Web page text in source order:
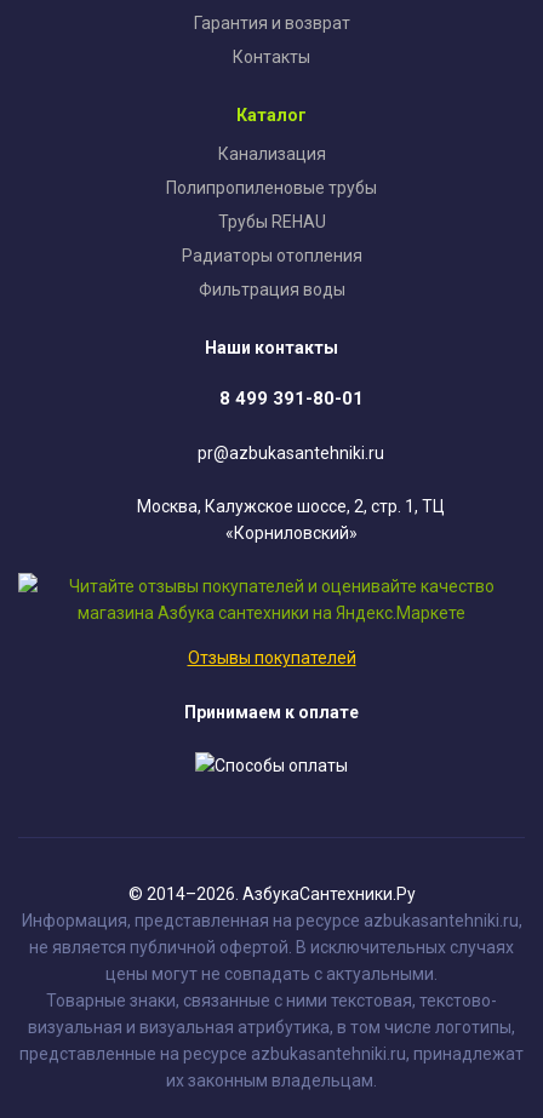
Гарантия и возврат
Контакты
Каталог
Канализация
Полипропиленовые трубы
Трубы REHAU
Радиаторы отопления
Фильтрация воды
Наши контакты
8 499 391-80-01
pr@azbukasantehniki.ru
Москва, Калужское шоссе, 2, стр. 1, ТЦ
«Корниловский»
Отзывы покупателей
Принимаем к оплате
© 2014–2026. АзбукаСантехники.Ру
Информация, представленная на ресурсе azbukasantehniki.ru,
не является публичной офертой. В исключительных случаях
цены могут не совпадать с актуальными.
Товарные знаки, связанные с ними текстовая, текстово-
визуальная и визуальная атрибутика, в том числе логотипы,
представленные на ресурсе azbukasantehniki.ru, принадлежат
их законным владельцам.